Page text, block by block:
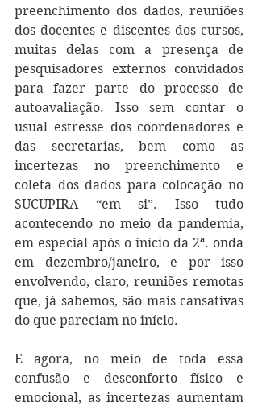
preenchimento dos dados, reuniões
dos docentes e discentes dos cursos,
muitas delas com a presença de
pesquisadores externos convidados
para fazer parte do processo de
autoavaliação. Isso sem contar o
usual estresse dos coordenadores e
das secretarias, bem como as
incertezas no preenchimento e
coleta dos dados para colocação no
SUCUPIRA “em si”. Isso tudo
acontecendo no meio da pandemia,
em especial após o início da 2ª. onda
em dezembro/janeiro, e por isso
envolvendo, claro, reuniões remotas
que, já sabemos, são mais cansativas
do que pareciam no início.
E agora, no meio de toda essa
confusão e desconforto físico e
emocional, as incertezas aumentam